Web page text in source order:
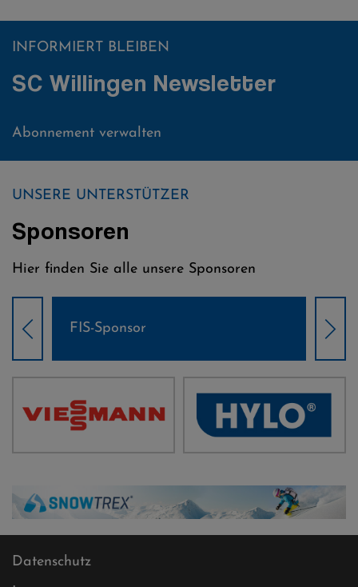
INFORMIERT BLEIBEN
SC Willingen Newsletter
Abonnement verwalten
UNSERE UNTERSTÜTZER
Sponsoren
Hier finden Sie alle unsere Sponsoren
Sponsor Weltcup-
Datenschutz